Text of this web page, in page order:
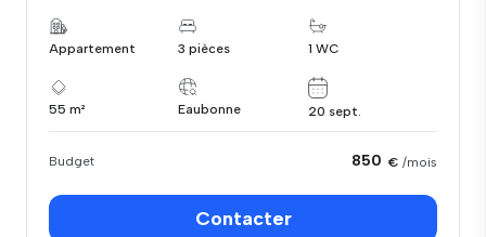
Appartement 3 pièces 1 WC
55 m² Eaubonne 20 sept.
Budget 850 € /mois
Contacter